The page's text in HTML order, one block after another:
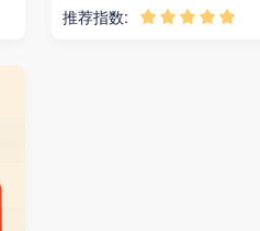
推荐指数:
    